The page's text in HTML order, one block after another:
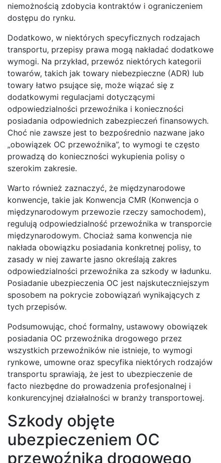
niemożnością zdobycia kontraktów i ograniczeniem
dostępu do rynku.
Dodatkowo, w niektórych specyficznych rodzajach
transportu, przepisy prawa mogą nakładać dodatkowe
wymogi. Na przykład, przewóz niektórych kategorii
towarów, takich jak towary niebezpieczne (ADR) lub
towary łatwo psujące się, może wiązać się z
dodatkowymi regulacjami dotyczącymi
odpowiedzialności przewoźnika i konieczności
posiadania odpowiednich zabezpieczeń finansowych.
Choć nie zawsze jest to bezpośrednio nazwane jako
„obowiązek OC przewoźnika”, to wymogi te często
prowadzą do konieczności wykupienia polisy o
szerokim zakresie.
Warto również zaznaczyć, że międzynarodowe
konwencje, takie jak Konwencja CMR (Konwencja o
międzynarodowym przewozie rzeczy samochodem),
regulują odpowiedzialność przewoźnika w transporcie
międzynarodowym. Chociaż sama konwencja nie
nakłada obowiązku posiadania konkretnej polisy, to
zasady w niej zawarte jasno określają zakres
odpowiedzialności przewoźnika za szkody w ładunku.
Posiadanie ubezpieczenia OC jest najskuteczniejszym
sposobem na pokrycie zobowiązań wynikających z
tych przepisów.
Podsumowując, choć formalny, ustawowy obowiązek
posiadania OC przewoźnika drogowego przez
wszystkich przewoźników nie istnieje, to wymogi
rynkowe, umowne oraz specyfika niektórych rodzajów
transportu sprawiają, że jest to ubezpieczenie de
facto niezbędne do prowadzenia profesjonalnej i
konkurencyjnej działalności w branży transportowej.
Szkody objęte
ubezpieczeniem OC
przewoźnika drogowego